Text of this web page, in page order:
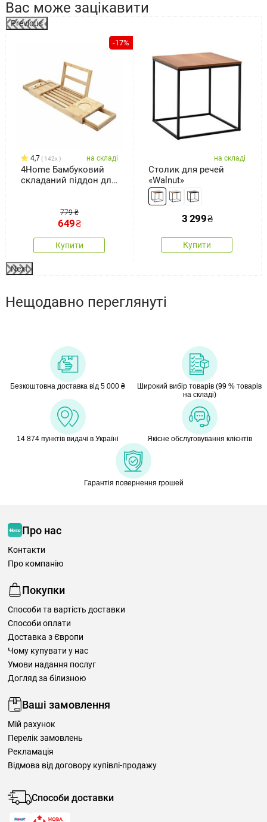
Вас може зацікавити
Previous
-17%
4,7 142x на складі
4Home Бамбуковий
складаний піддон для
779 ₴
649₴
Купити
на складі
Столик для речей
«Walnut»
3 299₴
Купити
Next
Нещодавно переглянуті
Безкоштовна доставка від 5 000 ₴
Широкий вибір товарів (99 % товарів
на складі)
14 874 пунктів видачі в Україні Якісне обслуговування клієнтів
Гарантія повернення грошей
Про нас
Контакти
Про компанію
Покупки
Способи та вартість доставки
Способи оплати
Доставка з Європи
Чому купувати у нас
Умови надання послуг
Догляд за білизною
Ваші замовлення
Мій рахунок
Перелік замовлень
Рекламація
Відмова від договору купівлі-продажу
Способи доставки